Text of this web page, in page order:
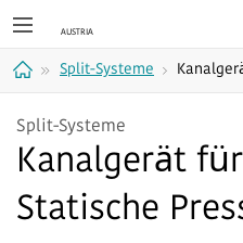
Split-Systeme
Split-Systeme
Kanalgerät
Statische